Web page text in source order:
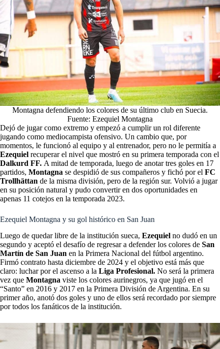
Montagna defendiendo los colores de su último club en Suecia.
Fuente: Ezequiel Montagna
Dejó de jugar como extremo y empezó a cumplir un rol diferente
jugando como mediocampista ofensivo. Un cambio que, por
momentos, le funcionó al equipo y al entrenador, pero no le permitía a
Ezequiel recuperar el nivel que mostró en su primera temporada con el
Dalkurd FF. A mitad de temporada, luego de anotar tres goles en 17
partidos, Montagna se despidió de sus compañeros y fichó por el FC
Trollhättan de la misma división, pero de la región sur. Volvió a jugar
en su posición natural y pudo convertir en dos oportunidades en
apenas 11 cotejos en la temporada 2023.
Ezequiel Montagna y su gol histórico en San Juan
Luego de quedar libre de la institución sueca, Ezequiel no dudó en un
segundo y aceptó el desafío de regresar a defender los colores de San
Martín de San Juan en la Primera Nacional del fútbol argentino.
Firmó contrato hasta diciembre de 2024 y el objetivo está más que
claro: luchar por el ascenso a la Liga Profesional. No será la primera
vez que Montagna viste los colores aurinegros, ya que jugó en el
“Santo” en 2016 y 2017 en la Primera División de Argentina. En su
primer año, anotó dos goles y uno de ellos será recordado por siempre
por todos los fanáticos de la institución.